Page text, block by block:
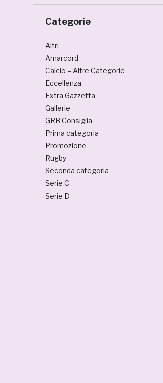
Categorie
Altri
Amarcord
Calcio – Altre Categorie
Eccellenza
Extra Gazzetta
Gallerie
GRB Consiglia
Prima categoria
Promozione
Rugby
Seconda categoria
Serie C
Serie D